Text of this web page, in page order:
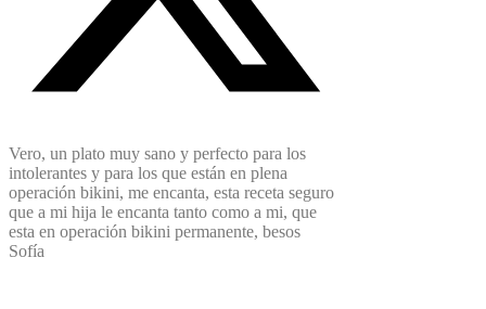
Vero, un plato muy sano y perfecto para los
intolerantes y para los que están en plena
operación bikini, me encanta, esta receta seguro
que a mi hija le encanta tanto como a mi, que
esta en operación bikini permanente, besos
Sofía